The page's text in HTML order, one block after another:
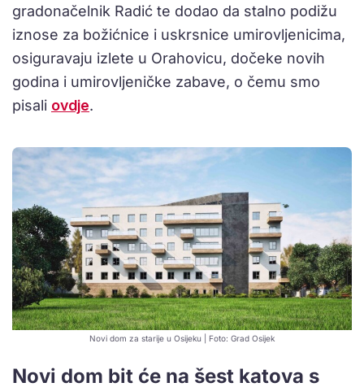
gradonačelnik Radić te dodao da stalno podižu
iznose za božićnice i uskrsnice umirovljenicima,
osiguravaju izlete u Orahovicu, dočeke novih
godina i umirovljeničke zabave, o čemu smo
pisali ovdje.
Novi dom za starije u Osijeku | Foto: Grad Osijek
Novi dom bit će na šest katova s